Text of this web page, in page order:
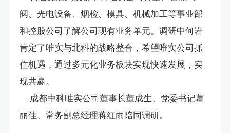
阀、光电设备、烟检、模具、机械加工等事业部
和控股公司了解公司现有业务单元。调研中何岩
肯定了唯实与北科的战略整合，希望唯实公司抓
住机遇，通过多元化业务板块实现快速发展，实
现共赢。
成都中科唯实公司董事长董成生、党委书记葛
丽佳、常务副总经理蒋红雨陪同调研。